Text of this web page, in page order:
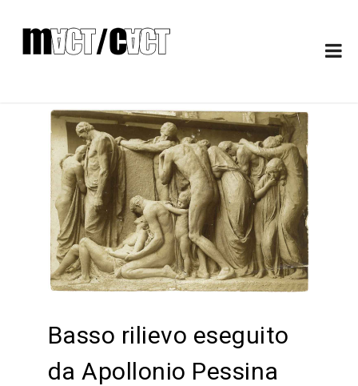
Basso rilievo eseguito
da Apollonio Pessina